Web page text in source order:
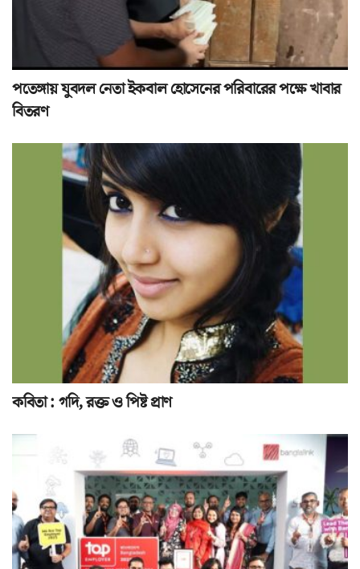
পতেঙ্গায় যুবদল নেতা ইকবাল হোসেনের পরিবারের পক্ষে খাবার
বিতরণ
কবিতা : গদি, রক্ত ও পিষ্ট প্রাণ